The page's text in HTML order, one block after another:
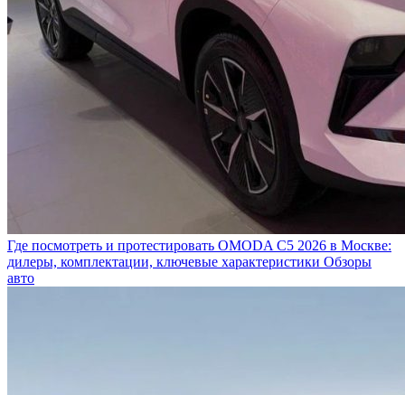
Где посмотреть и протестировать OMODA C5 2026 в Москве:
дилеры, комплектации, ключевые характеристики Обзоры
авто